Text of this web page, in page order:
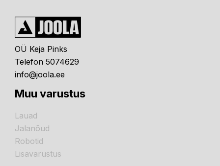
OÜ Keja Pinks
Telefon 5074629
info@joola.ee
Muu varustus
Lauad
Jalanõud
Robotid
Lisavarustus